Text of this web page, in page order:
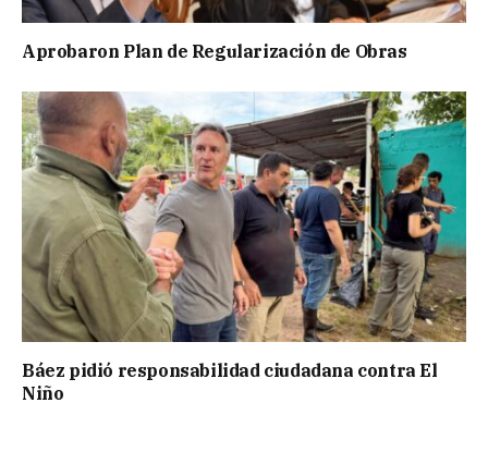
Aprobaron Plan de Regularización de Obras
Báez pidió responsabilidad ciudadana contra El
Niño